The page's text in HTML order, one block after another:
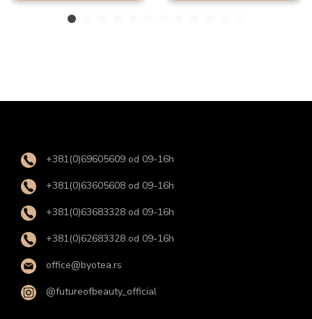
+381(0)69605609 od 09-16h
+381(0)63605608 od 09-16h
+381(0)63683328 od 09-16h
+381(0)62683328 od 09-16h
office@byotea.rs
@futureofbeauty_official